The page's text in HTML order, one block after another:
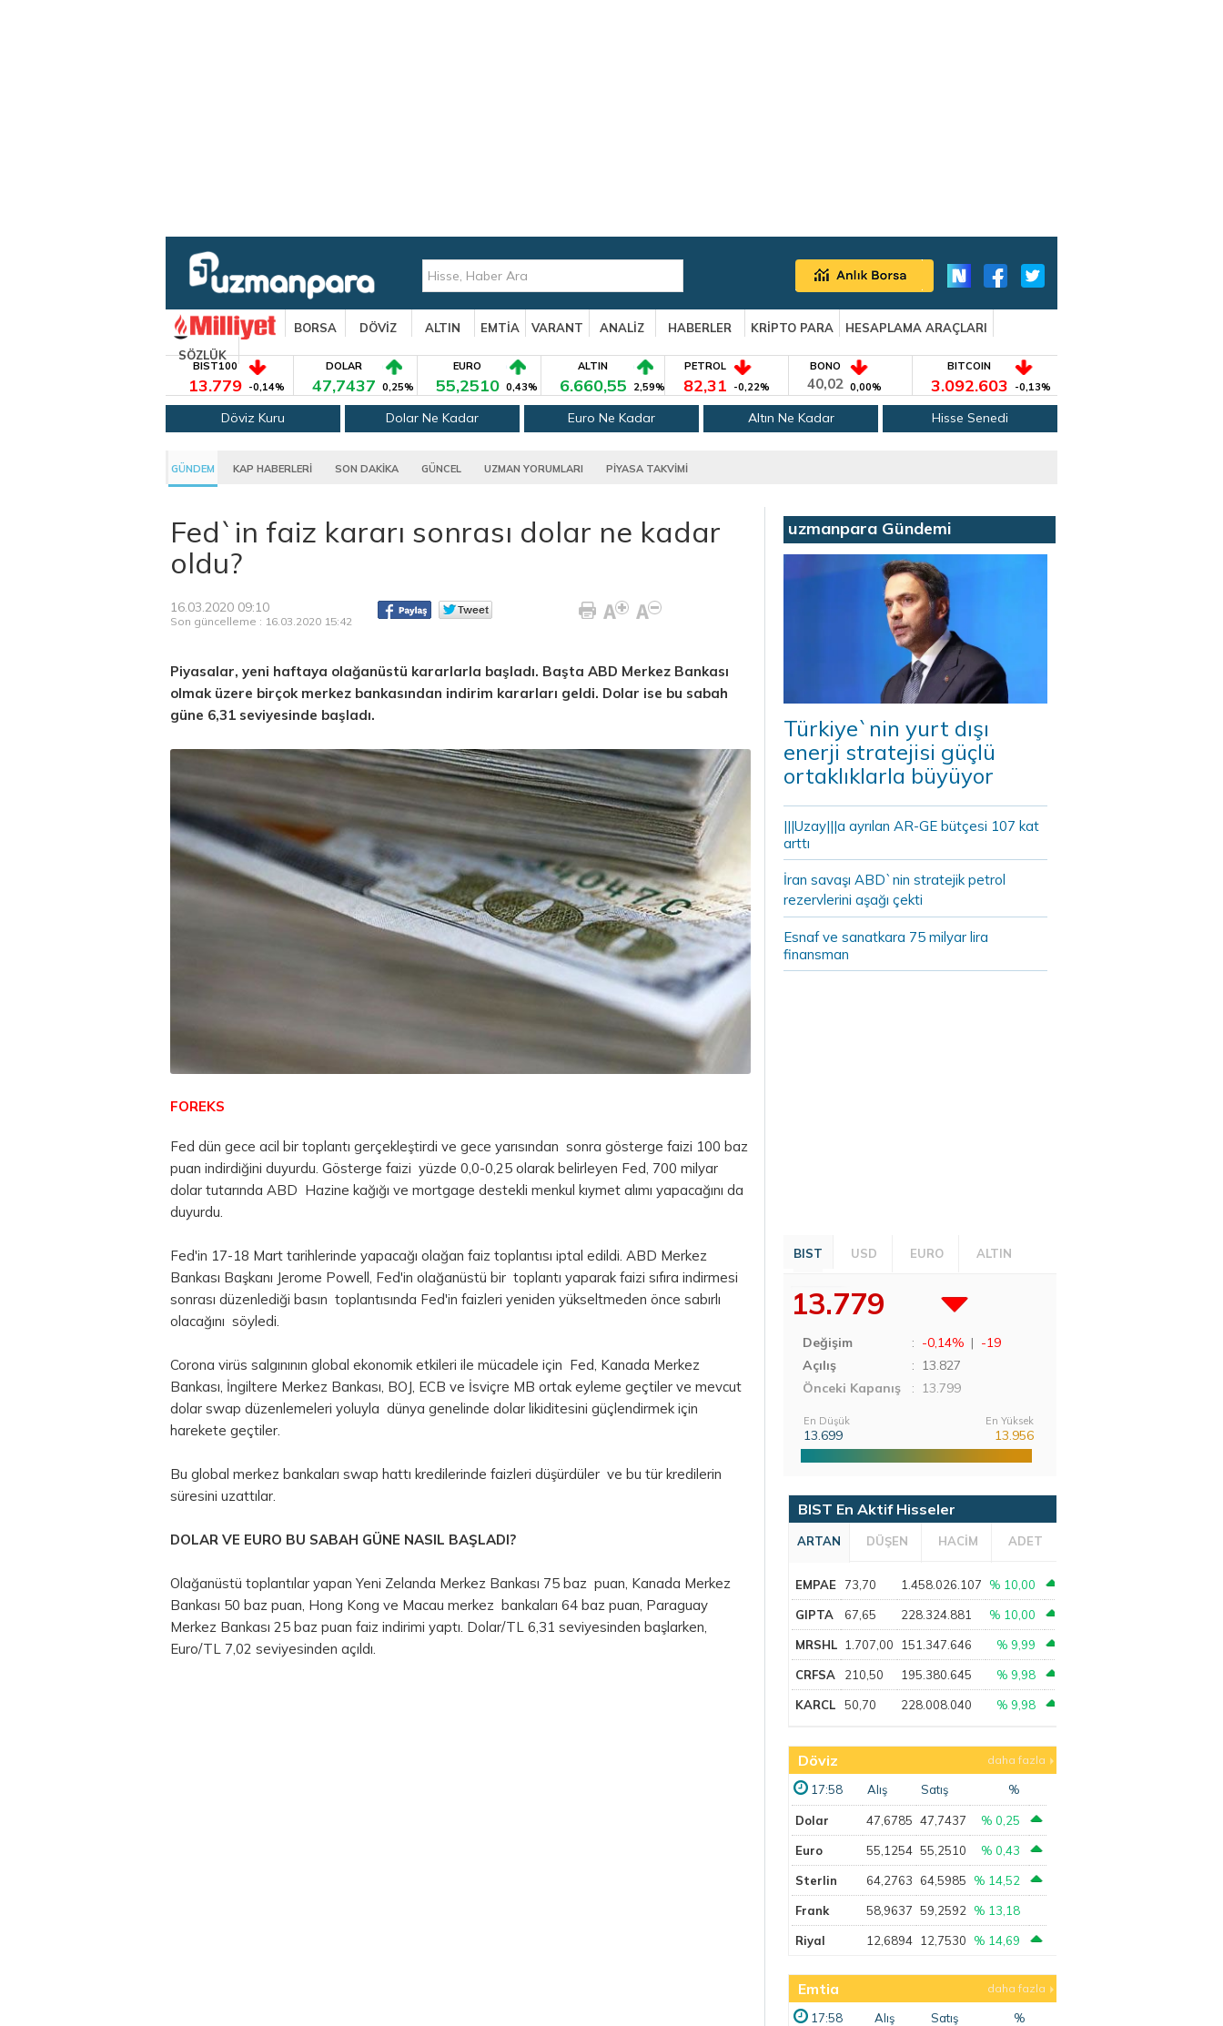
BORSA DÖVİZ ALTIN EMTİA VARANT ANALİZ HABERLER KRİPTO PARA
HESAPLAMA ARAÇLARI
SÖZLÜK
BIST100
13.779 -0,14%
DOLAR
47,7437 0,25%
EURO
55,2510 0,43%
ALTIN
6.660,55 2,59%
PETROL
82,31 -0,22%
BONO
40,02 0,00%
BITCOIN
3.092.603 -0,13%
Döviz Kuru Dolar Ne Kadar Euro Ne Kadar Altın Ne Kadar Hisse Senedi
GÜNDEM KAP HABERLERİ SON DAKİKA GÜNCEL UZMAN YORUMLARI PİYASA TAKVİMİ
Fed`in faiz kararı sonrası dolar ne kadar
oldu?
16.03.2020 09:10
Son güncelleme : 16.03.2020 15:42
Piyasalar, yeni haftaya olağanüstü kararlarla başladı. Başta ABD Merkez Bankası
olmak üzere birçok merkez bankasından indirim kararları geldi. Dolar ise bu sabah
güne 6,31 seviyesinde başladı.
FOREKS
Fed dün gece acil bir toplantı gerçekleştirdi ve gece yarısından sonra gösterge faizi 100 baz
puan indirdiğini duyurdu. Gösterge faizi yüzde 0,0-0,25 olarak belirleyen Fed, 700 milyar
dolar tutarında ABD Hazine kağığı ve mortgage destekli menkul kıymet alımı yapacağını da
duyurdu.
Fed'in 17-18 Mart tarihlerinde yapacağı olağan faiz toplantısı iptal edildi. ABD Merkez
Bankası Başkanı Jerome Powell, Fed'in olağanüstü bir toplantı yaparak faizi sıfıra indirmesi
sonrası düzenlediği basın toplantısında Fed'in faizleri yeniden yükseltmeden önce sabırlı
olacağını söyledi.
Corona virüs salgınının global ekonomik etkileri ile mücadele için Fed, Kanada Merkez
Bankası, İngiltere Merkez Bankası, BOJ, ECB ve İsviçre MB ortak eyleme geçtiler ve mevcut
dolar swap düzenlemeleri yoluyla dünya genelinde dolar likiditesini güçlendirmek için
harekete geçtiler.
Bu global merkez bankaları swap hattı kredilerinde faizleri düşürdüler ve bu tür kredilerin
süresini uzattılar.
DOLAR VE EURO BU SABAH GÜNE NASIL BAŞLADI?
Olağanüstü toplantılar yapan Yeni Zelanda Merkez Bankası 75 baz puan, Kanada Merkez
Bankası 50 baz puan, Hong Kong ve Macau merkez bankaları 64 baz puan, Paraguay
Merkez Bankası 25 baz puan faiz indirimi yaptı. Dolar/TL 6,31 seviyesinden başlarken,
Euro/TL 7,02 seviyesinden açıldı.
uzmanpara Gündemi
Türkiye`nin yurt dışı
enerji stratejisi güçlü
ortaklıklarla büyüyor
|||Uzay|||a ayrılan AR-GE bütçesi 107 kat
arttı
İran savaşı ABD`nin stratejik petrol
rezervlerini aşağı çekti
Esnaf ve sanatkara 75 milyar lira
finansman
BIST USD EURO ALTIN
13.779
Değişim : -0,14% | -19
Açılış
: 13.827
Önceki Kapanış
: 13.799
En Düşük
13.699
En Yüksek
13.956
BIST En Aktif Hisseler
ARTAN DÜŞEN HACİM ADET
EMPAE 73,70 1.458.026.107 % 10,00
GIPTA 67,65 228.324.881 % 10,00
MRSHL 1.707,00 151.347.646 % 9,99
CRFSA 210,50 195.380.645 % 9,98
KARCL 50,70 228.008.040 % 9,98
Döviz daha fazla
17:58 Alış Satış %
Dolar 47,6785 47,7437 % 0,25
Euro 55,1254 55,2510 % 0,43
Sterlin 64,2763 64,5985 % 14,52
Frank 58,9637 59,2592 % 13,18
Riyal 12,6894 12,7530 % 14,69
Emtia daha fazla
17:58 Alış Satış %